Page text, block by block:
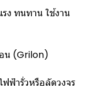
ง ทนทาน ใช้งาน
น (Grilon)
ฟ้ารั่วหรือลัดวงจร